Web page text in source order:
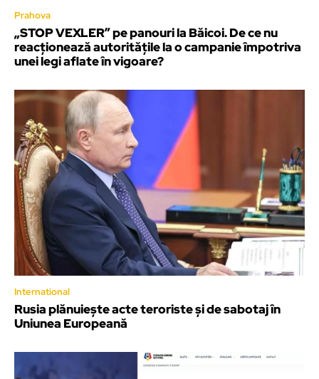
Prahova
„STOP VEXLER” pe panouri la Băicoi. De ce nu
reacționează autoritățile la o campanie împotriva
unei legi aflate în vigoare?
International
Rusia plănuiește acte teroriste și de sabotaj în
Uniunea Europeană